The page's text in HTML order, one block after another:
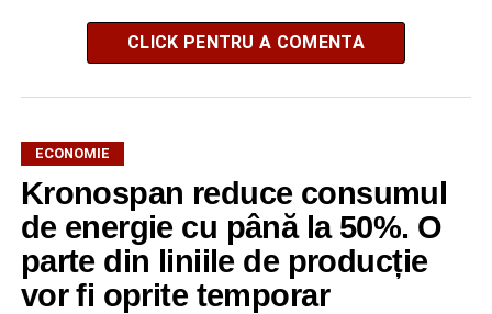
CLICK PENTRU A COMENTA
ECONOMIE
Kronospan reduce consumul
de energie cu până la 50%. O
parte din liniile de producție
vor fi oprite temporar